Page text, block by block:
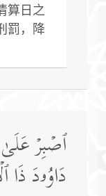
算日之
罰，降
ٱصۡبِرۡ عَلَىٰ
دَاوُۥدَ ذَا